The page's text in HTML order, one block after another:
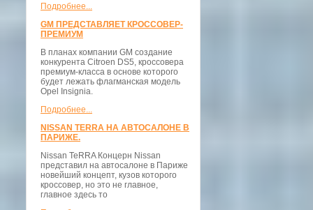
Подробнее...
GM ПРЕДСТАВЛЯЕТ КРОССОВЕР-
ПРЕМИУМ
В планах компании GM создание
конкурента Citroen DS5, кроссовера
премиум-класса в основе которого
будет лежать флагманская модель
Opel Insignia.
Подробнее...
NISSAN TERRA НА АВТОСАЛОНЕ В
ПАРИЖЕ.
Nissan TeRRA Концерн Nissan
представил на автосалоне в Париже
новейший концепт, кузов которого
кроссовер, но это не главное,
главное здесь то